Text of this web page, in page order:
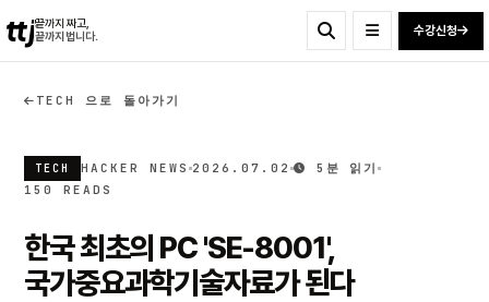
ttj끝까지 짜고,
끝까지 법니다.
수강신청
TECH 으로 돌아가기
TECH HACKER NEWS 2026.07.02
5분 읽기
150 READS
한국 최초의 PC 'SE-8001',
국가중요과학기술자료가 된다